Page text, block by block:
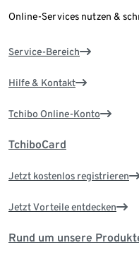
Online-Services nutzen &
Service-Bereich
Hilfe & Kontakt
Tchibo Online-Konto
TchiboCard
Jetzt kostenlos registrieren
Jetzt Vorteile entdecken
Rund um unsere